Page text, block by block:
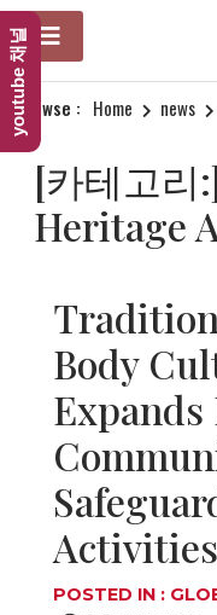
Browse : Home news
[카테고리
Heritage
Body
Activities
POSTED IN :
youtube 채널